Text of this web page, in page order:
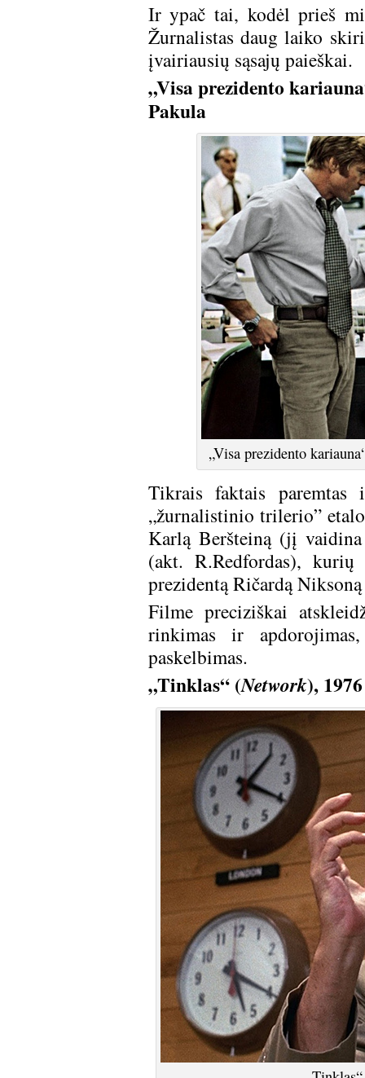
Ir ypač tai, kodėl prieš
Žurnalistas daug laiko
įvairiausių sąsajų paieškai.
„Visa prezidento
Pakula
„Visa prezidento
Tikrais faktais paremtas
„žurnalistinio trilerio”
Karlą Beršteiną (jį
(akt. R.Redfordas),
prezidentą Ričardą
Filme preciziškai
rinkimas ir
paskelbimas.
„Tinklas“ (Network),